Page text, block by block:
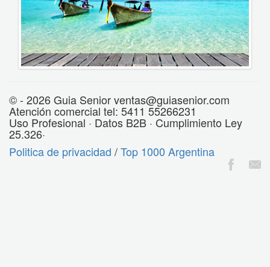
© - 2026 Guia Senior ventas@guiasenior.com
Atención comercial tel: 5411 55266231
Uso Profesional · Datos B2B · Cumplimiento Ley
25.326·
Politica de privacidad /Top 1000 Argentina